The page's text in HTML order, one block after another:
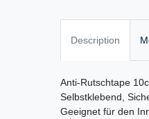
Description
Anti-Rutschtape
Selbstklebend,
Geeignet für den